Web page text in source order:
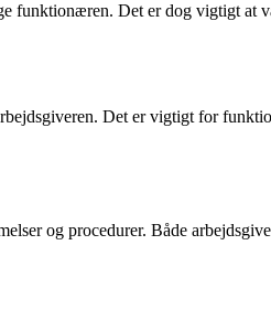
funktionæren. Det er dog vigtigt
Det er vigtigt for
og procedurer. Både